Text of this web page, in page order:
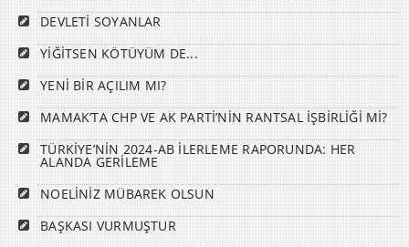
DEVLETİ SOYANLAR
YİĞİTSEN KÖTÜYÜM DE...
YENİ BİR AÇILIM MI?
MAMAK’TA CHP VE AK PARTİ’NİN RANTSAL İŞBİRLİĞİ Mİ?
TÜRKİYE’NİN 2024-AB İLERLEME RAPORUNDA: HER
ALANDA GERİLEME
NOELİNİZ MÜBAREK OLSUN
BAŞKASI VURMUŞTUR